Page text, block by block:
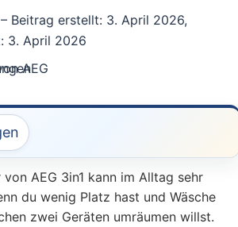
Beitrag erstellt: 3. April 2026,
3. April 2026
AEG 3in1 kann im Alltag sehr
du wenig Platz hast und Wäsche
zwei Geräten umräumen willst.